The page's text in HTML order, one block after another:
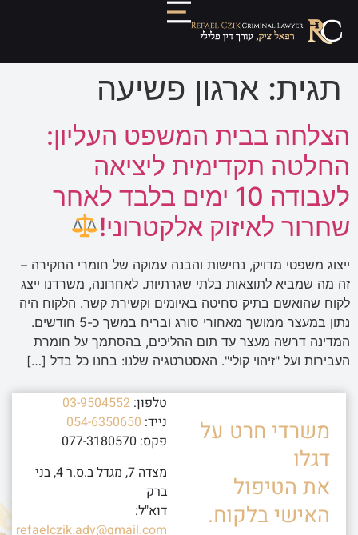
תגית: ארגון פשיעה
הצלחה בבית המשפט העליון:
החלטה תקדימית ליציאה
לעבודה 10 ימים בלבד לאחר
שחרור לאיזוק אלקטרוני!
ייצוג משפטי מדויק, נחישות והבנה עמוקה של חומרי החקירה –
זה מה שמביא לתוצאות בלתי שגרתיות. לאחרונה, משרדנו ייצג
לקוח שהואשם בתיק סחיטה באיומים וקשירת קשר. הלקוח היה
נתון במעצר ממושך מאחורי סורג ובריח במשך כ-5 חודשים.
המדינה דרשה מעצר עד תום ההליכים, בהסתמך על חומרת
העבירות ועל "זיהוי קולי". האסטרטגיה שלנו: בחנו כל בדל […]
משרדי חרט על
דגלו
את הטיפול
האישי בלקוח.
טלפון: 03-9504552
נייד: 054-6350650
פקס: 077-3180570
מצדה 7, מגדל ב.ס.ר 4, בני
ברק
דוא"ל:
refaelczik.adv@gmail.com